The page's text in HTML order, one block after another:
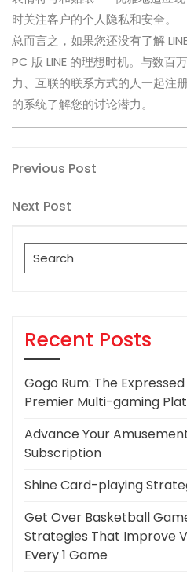
时关注客户的个人隐私和安全。
总而言之，如果您还没有了解
PC 版 LINE 的理想时机。与数百
力、互联的联系方式的人一起注
的系统了解您的讨论潜力。
Post
navigation
Previous
Previous Post
Next
Next Post
Search
for:
Recent Posts
Gogo Rum: The Expressed
Premier Multi-gaming
Advance Your
Subscription
Shine Card-playing
Get Over Basketball
Strategies That Improve
Every 1 Game